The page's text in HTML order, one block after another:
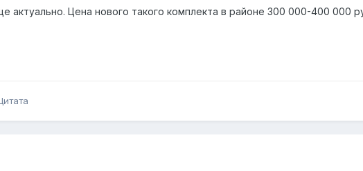
актуально. Цена нового такого комплекта в районе 300 000-400 000